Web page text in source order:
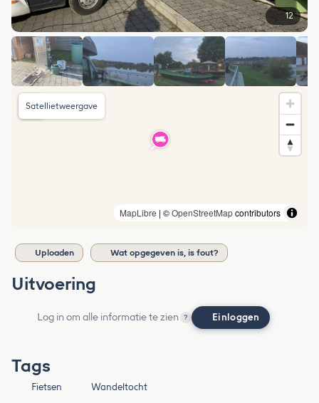
12
MapLibre | ©OpenStreetMapcontributors
Satellietweergave
Uploaden Wat opgegeven is, is fout?
Uitvoering
Log in om alle informatie te zien ? Einloggen
Tags
Fietsen Wandeltocht